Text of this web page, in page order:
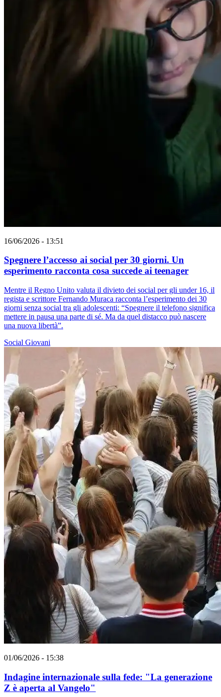
16/06/2026 - 13:51
Spegnere l’accesso ai social per 30 giorni. Un
esperimento racconta cosa succede ai teenager
Mentre il Regno Unito valuta il divieto dei social per gli under 16, il
regista e scrittore Fernando Muraca racconta l’esperimento dei 30
giorni senza social tra gli adolescenti: “Spegnere il telefono significa
mettere in pausa una parte di sé. Ma da quel distacco può nascere
una nuova libertà”.
Social Giovani
01/06/2026 - 15:38
Indagine internazionale sulla fede: "La generazione
Z è aperta al Vangelo"